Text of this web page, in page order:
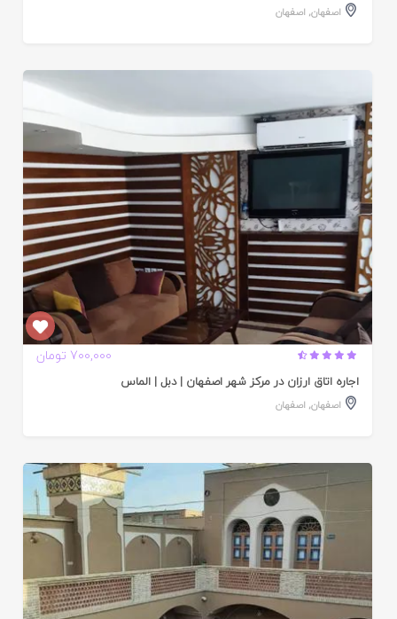
اصفهان, اصفهان
700,000 تومان
اجاره اتاق ارزان در مرکز شهر اصفهان | دبل | الماس
اصفهان, اصفهان